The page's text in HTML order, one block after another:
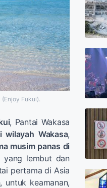
Fukui).
, Pantai Wakasa
Wakasa,
musim panas di
yang lembut dan
pertama di Asia
untuk keamanan,